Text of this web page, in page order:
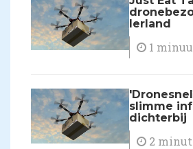
Ierland
1
slimme
dichterbij
2